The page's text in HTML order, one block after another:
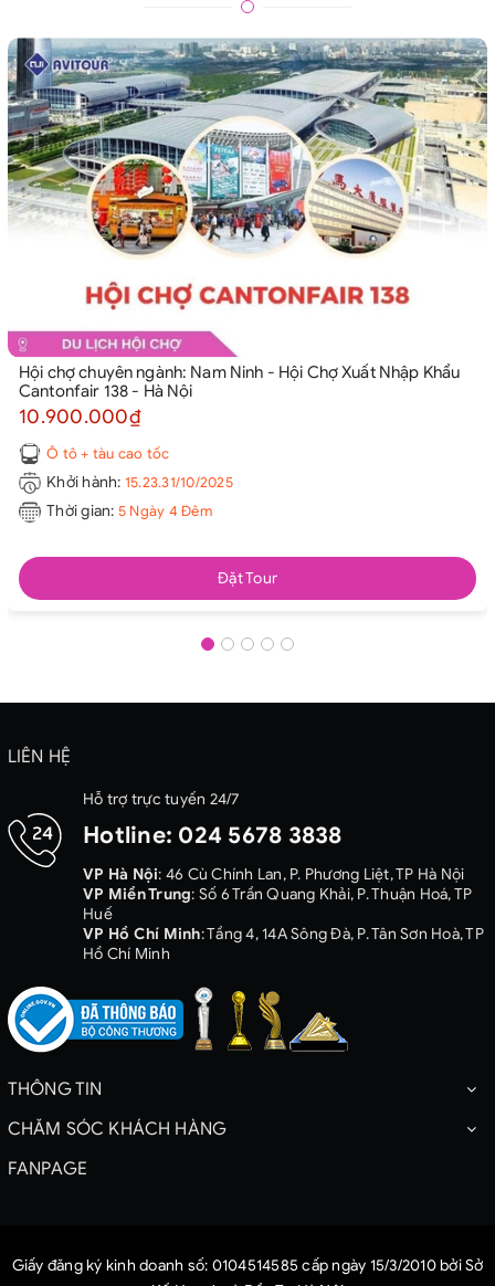
Hội chợ chuyên ngành: Nam Ninh - Hội Chợ Xuất Nhập Khẩu
Cantonfair 138 - Hà Nội
10.900.000₫
Ô tô + tàu cao tốc
Khởi hành: 15.23.31/10/2025
Thời gian: 5 Ngày 4 Đêm
Đặt Tour
LIÊN HỆ
Hỗ trợ trực tuyến 24/7
Hotline: 024 5678 3838
VP Hà Nội: 46 Cù Chính Lan, P. Phương Liệt, TP Hà Nội
VP Miền Trung: Số 6 Trần Quang Khải, P. Thuận Hoá, TP
Huế
VP Hồ Chí Minh: Tầng 4, 14A Sông Đà, P. Tân Sơn Hoà, TP
Hồ Chí Minh
THÔNG TIN
CHĂM SÓC KHÁCH HÀNG
FANPAGE
Giấy đăng ký kinh doanh số: 0104514585 cấp ngày 15/3/2010 bởi Sở